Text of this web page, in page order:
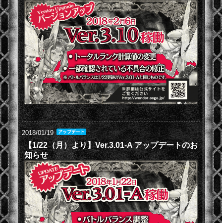
2018/01/19
【1/22（月）より】Ver.3.01-A アップデートのお
知らせ